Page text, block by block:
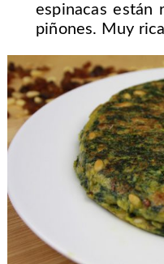
espinacas están
piñones. Muy